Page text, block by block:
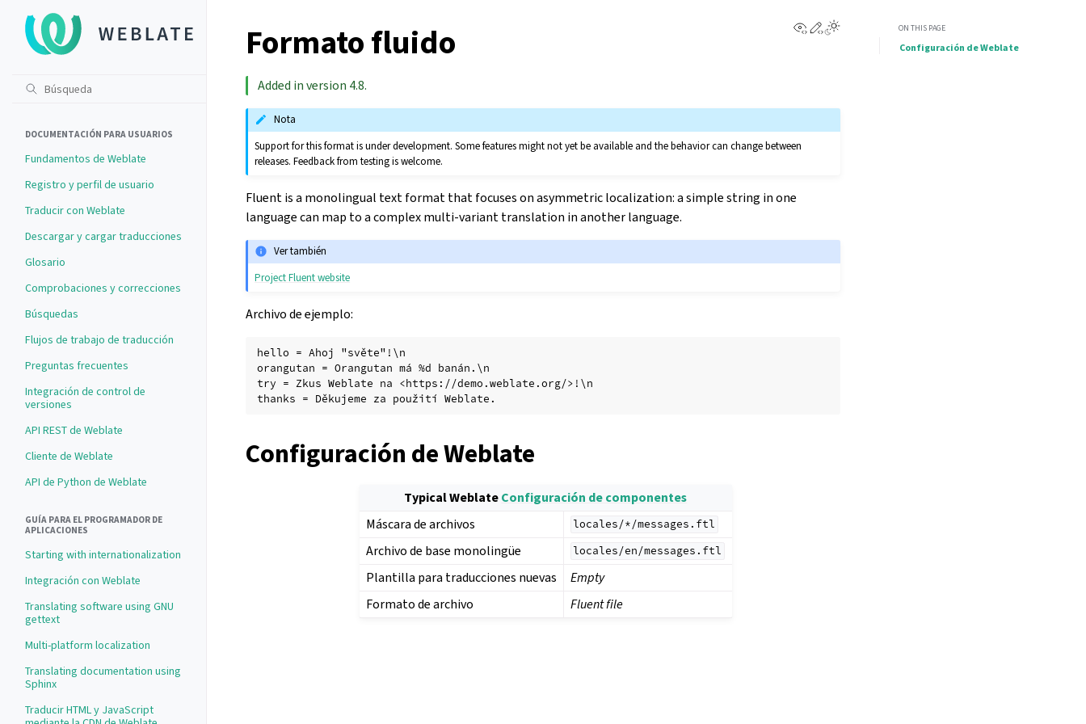
DOCUMENTACIÓN PARA USUARIOS
Fundamentos de Weblate
Registro y perfil de usuario
Traducir con Weblate
Descargar y cargar traducciones
Glosario
Comprobaciones y correcciones
Búsquedas
Flujos de trabajo de traducción
Preguntas frecuentes
Integración de control de
versiones
API REST de Weblate
Cliente de Weblate
API de Python de Weblate
GUÍA PARA EL PROGRAMADOR DE
APLICACIONES
Starting with internationalization
Integración con Weblate
Translating software using GNU
gettext
Multi-platform localization
Translating documentation using
Sphinx
Traducir HTML y JavaScript
View this page
Edit this page
Toggle Light / Dark / Auto color theme
Formato fluido
Added in version 4.8.
Nota
Support for this format is under development. Some features might not yet be available and the behavior can change between
releases. Feedback from testing is welcome.
Fluent is a monolingual text format that focuses on asymmetric localization: a simple string in one
language can map to a complex multi-variant translation in another language.
Ver también
Project Fluent website
Archivo de ejemplo:
hello = Ahoj "světe"!\n
orangutan = Orangutan má %d banán.\n
try = Zkus Weblate na <https://demo.weblate.org/>!\n
Configuración de Weblate
Typical WeblateConfiguración de componentes
Máscara de archivos
locales/*/messages.ftl
Archivo de base monolingüe locales/en/messages.ftl
Plantilla para traducciones nuevas
Empty
Formato de archivo
Fluent file
ON THIS PAGE
Configuración de Weblate